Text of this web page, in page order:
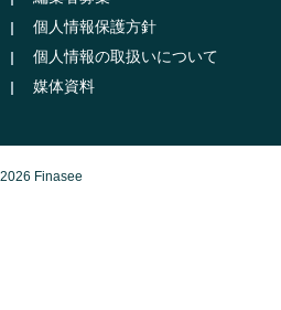
個人情報保護方針
個人情報の取扱いについて
媒体資料
Finasee